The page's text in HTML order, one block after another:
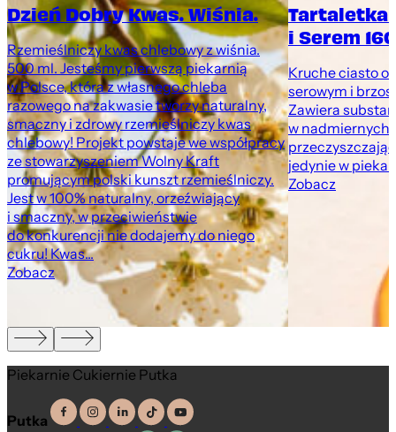
Dzień Dobry Kwas. Wiśnia.
Rzemieślniczy kwas chlebowy z wiśnia.
500 ml. Jesteśmy pierwszą piekarnią
w Polsce, która z własnego chleba
razowego na zakwasie tworzy naturalny,
smaczny i zdrowy rzemieślniczy kwas
chlebowy! Projekt powstaje we współpracy
ze stowarzyszeniem Wolny Kraft
promującym polski kunszt rzemieślniczy.
Jest w 100% naturalny, orzeźwiający
i smaczny, w przeciwieństwie
do konkurencji nie dodajemy do niego
cukru! Kwas...
Zobacz
Tartaletka
i Serem
Kruche ciasto
serowym i
Zawiera
w nadmiernych
jedynie w
Zobacz
Piekarnie Cukiernie Putka
Putka